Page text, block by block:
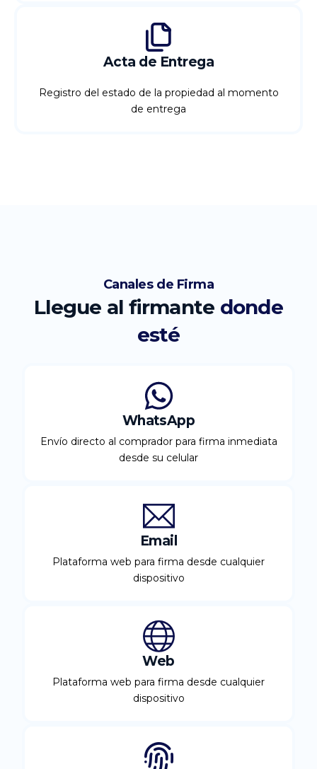
Acta de Entrega
Registro del estado de la propiedad al momento
de entrega
Canales de Firma
Llegue al firmante donde
esté
WhatsApp
Envío directo al comprador para firma inmediata
desde su celular
Email
Plataforma web para firma desde cualquier
dispositivo
Web
Plataforma web para firma desde cualquier
dispositivo